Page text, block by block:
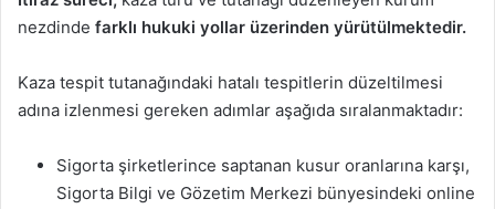
nezdinde farklı hukuki yollar üzerinden yürütülmektedir.
Kaza tespit tutanağındaki hatalı tespitlerin düzeltilmesi
adına izlenmesi gereken adımlar aşağıda sıralanmaktadır:
Sigorta şirketlerince saptanan kusur oranlarına karşı,
Sigorta Bilgi ve Gözetim Merkezi bünyesindeki online